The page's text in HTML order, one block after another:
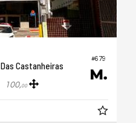
#679
Castanheiras
100,00